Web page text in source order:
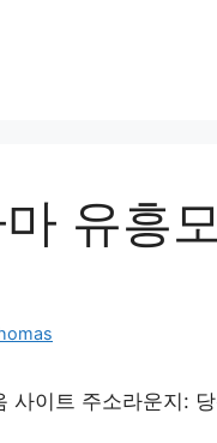
유흥
사이트 주소라운지: